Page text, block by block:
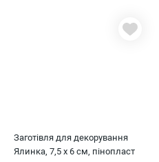
Заготівля для декорування
Ялинка, 7,5 х 6 см, пінопласт